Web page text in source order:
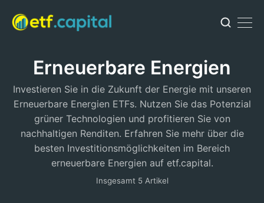
Erneuerbare Energien
Investieren Sie in die Zukunft der Energie mit unseren
Erneuerbare Energien ETFs. Nutzen Sie das Potenzial
grüner Technologien und profitieren Sie von
nachhaltigen Renditen. Erfahren Sie mehr über die
besten Investitionsmöglichkeiten im Bereich
erneuerbare Energien auf etf.capital.
Insgesamt 5 Artikel